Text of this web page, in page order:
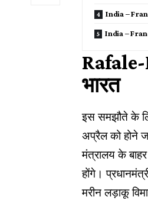
India –
India –
Rafale-
भारत
इस समझौते के
अप्रैल को होने
मंत्रालय के
होंगे।
मरीन लड़ाकू